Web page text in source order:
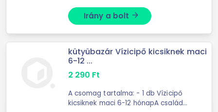
Irány a bolt arrow_forward
kütyübazár Vízicipő kicsiknek maci
6-12 ...
2 290 Ft
A csomag tartalma: - 1 db Vízicipő
kicsiknek maci 6-12 hónapA család